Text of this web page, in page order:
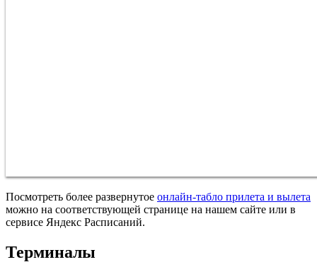
Посмотреть более развернутое онлайн-табло прилета и вылета
можно на соответствующей странице на нашем сайте или в
сервисе Яндекс Расписаний.
Терминалы